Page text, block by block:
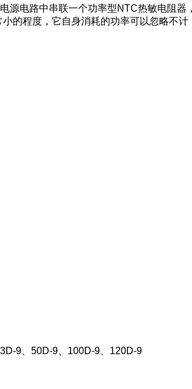
电路中串联一个功率型NTC热敏电阻器
的程度，它自身消耗的功率可以忽略不
9、50D-9、100D-9、120D-9